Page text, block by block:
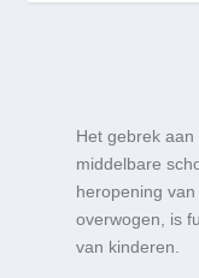
Het gebrek
middelbare
heropening
overwogen, is
van kinderen.